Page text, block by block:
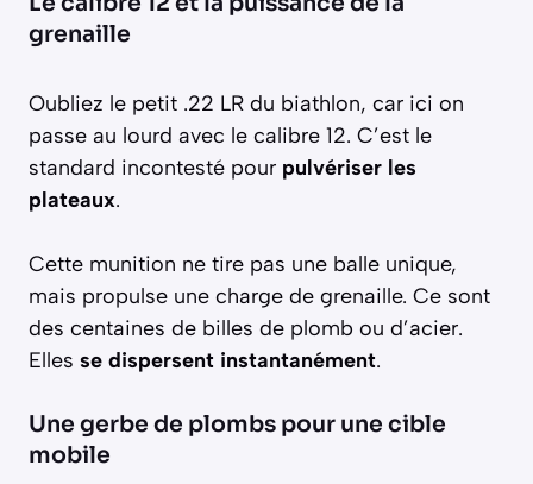
grenaille
Oubliez le petit .22 LR du biathlon, car ici on
passe au lourd avec le calibre 12. C’est le
standard incontesté pour pulvériser les
plateaux.
Cette munition ne tire pas une balle unique,
mais propulse une charge de grenaille. Ce sont
des centaines de billes de plomb ou d’acier.
Elles se dispersent instantanément.
Une gerbe de plombs pour une cible
mobile